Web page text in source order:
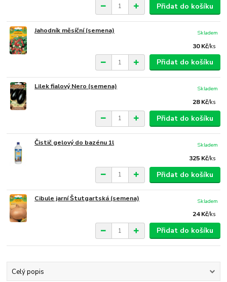
Přidat do košíku
Jahodník měsíční (semena)
30 Kč/ks
Skladem
Přidat do košíku
Lilek fialový Nero (semena)
28 Kč/ks
Skladem
Přidat do košíku
Čistič gelový do bazénu 1l
325 Kč/ks
Skladem
Přidat do košíku
Cibule jarní Štutgartská (semena)
24 Kč/ks
Skladem
Přidat do košíku
Celý popis